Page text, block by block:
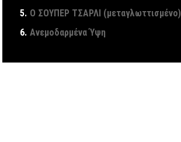
5. Ο ΣΟΥΠΕΡ ΤΣΑΡΛΙ (μεταγλωττισμένο)
6. Ανεμοδαρμένα Ύψη